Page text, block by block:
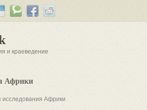
и краеведение
Африки
исследования Африки